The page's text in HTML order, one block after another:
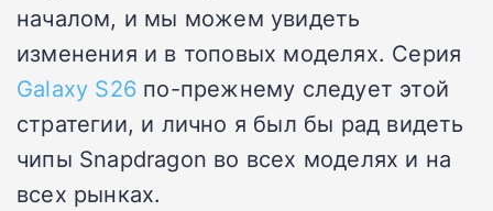
началом, и мы можем увидеть
изменения и в топовых моделях. Серия
Galaxy S26 по-прежнему следует этой
стратегии, и лично я был бы рад видеть
чипы Snapdragon во всех моделях и на
всех рынках.